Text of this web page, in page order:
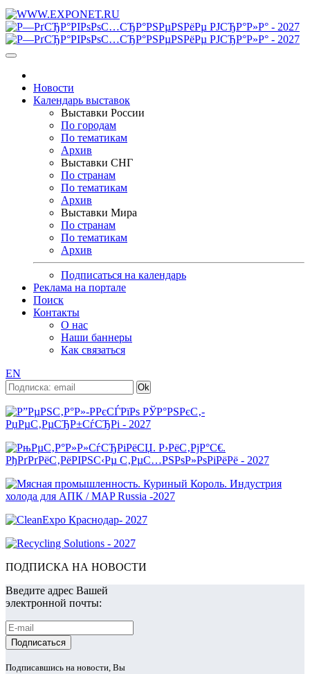
Новости
Календарь выставок
Выставки России
По городам
По тематикам
Архив
Выставки СНГ
По странам
По тематикам
Архив
Выставки Мира
По странам
По тематикам
Архив
Подписаться на календарь
Реклама на портале
Поиск
Контакты
О нас
Наши баннеры
Как связаться
EN
ПОДПИСКА НА НОВОСТИ
Введите адрес Вашей
электронной почты:
Подписавшись на новости, Вы